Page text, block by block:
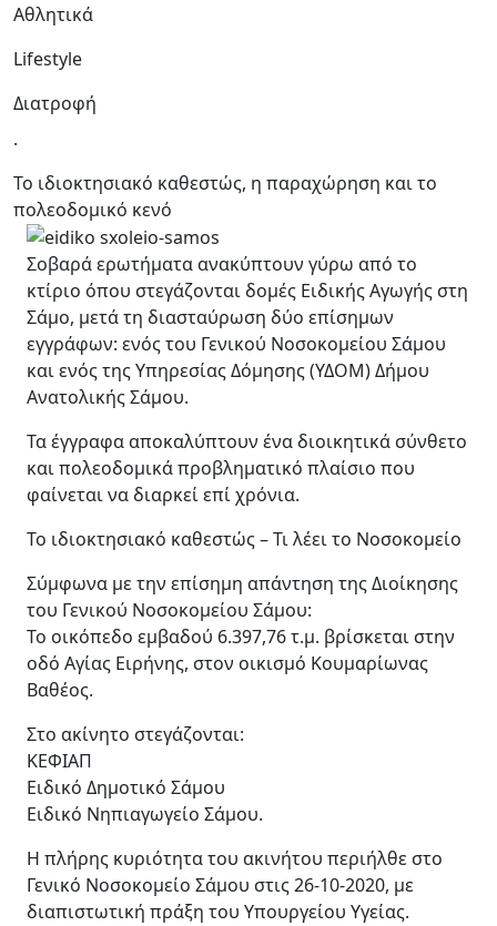
Αθλητικά
Lifestyle
Διατροφή
.
Το ιδιοκτησιακό καθεστώς, η παραχώρηση και το
πολεοδομικό κενό
Σοβαρά ερωτήματα ανακύπτουν γύρω από το
κτίριο όπου στεγάζονται δομές Ειδικής Αγωγής στη
Σάμο, μετά τη διασταύρωση δύο επίσημων
εγγράφων: ενός του Γενικού Νοσοκομείου Σάμου
και ενός της Υπηρεσίας Δόμησης (ΥΔΟΜ) Δήμου
Ανατολικής Σάμου.
Τα έγγραφα αποκαλύπτουν ένα διοικητικά σύνθετο
και πολεοδομικά προβληματικό πλαίσιο που
φαίνεται να διαρκεί επί χρόνια.
Το ιδιοκτησιακό καθεστώς – Τι λέει το Νοσοκομείο
Σύμφωνα με την επίσημη απάντηση της Διοίκησης
του Γενικού Νοσοκομείου Σάμου:
Το οικόπεδο εμβαδού 6.397,76 τ.μ. βρίσκεται στην
οδό Αγίας Ειρήνης, στον οικισμό Κουμαρίωνας
Βαθέος.
Στο ακίνητο στεγάζονται:
ΚΕΦΙΑΠ
Ειδικό Δημοτικό Σάμου
Ειδικό Νηπιαγωγείο Σάμου.
Η πλήρης κυριότητα του ακινήτου περιήλθε στο
Γενικό Νοσοκομείο Σάμου στις 26-10-2020, με
διαπιστωτική πράξη του Υπουργείου Υγείας.